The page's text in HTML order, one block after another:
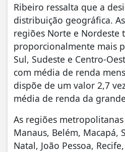
Ribeiro ressalta que a
distribuição geográfica.
regiões Norte e Nordeste
proporcionalmente mais
Sul, Sudeste e Centro-
com média de renda
dispõe de um valor 2,7
média de renda da
As regiões
Manaus, Belém, Macapá,
Natal, João Pessoa,